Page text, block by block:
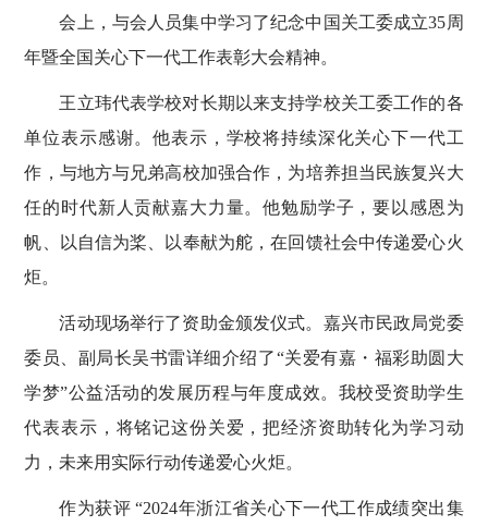
会上，与会人员集中学习了纪念中国关工委成立35周
年暨全国关心下一代工作表彰大会精神。
王立玮代表学校对长期以来支持学校关工委工作的各
单位表示感谢。他表示，学校将持续深化关心下一代工
作，与地方与兄弟高校加强合作，为培养担当民族复兴大
任的时代新人贡献嘉大力量。他勉励学子，要以感恩为
帆、以自信为桨、以奉献为舵，在回馈社会中传递爱心火
炬。
活动现场举行了资助金颁发仪式。嘉兴市民政局党委
委员、副局长吴书雷详细介绍了“关爱有嘉・福彩助圆大
学梦”公益活动的发展历程与年度成效。我校受资助学生
代表表示，将铭记这份关爱，把经济资助转化为学习动
力，未来用实际行动传递爱心火炬。
作为获评 “2024年浙江省关心下一代工作成绩突出集